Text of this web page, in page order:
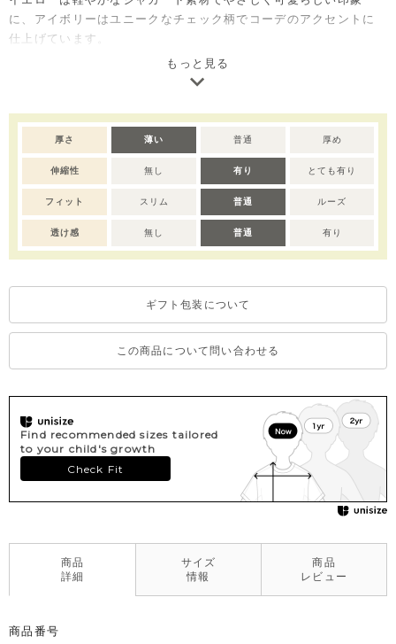
に、アイボリーはユニークなチェック柄でコーデのアクセントに
仕上げています。
デイリーに取り入れやすく気分に合わせて選べる一枚で、ご自宅
用としてはもちろん、出産祝いやベビー服ギフトとしても喜ばれ
※撮影･モニター環境等により実際の商品の色味と異なって見える
場合がございます。
もっと見る
厚さ 薄い 普通 厚め
伸縮性 無し 有り とても有り
フィット スリム 普通 ルーズ
透け感 無し 普通 有り
ギフト包装について
この商品について問い合わせる
Find recommended sizes tailored
to your child's growth
Check Fit
商品
詳細
サイズ
情報
商品
レビュー
商品番号